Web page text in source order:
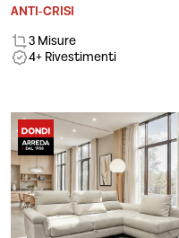
ANTI-CRISI
3 Misure
4+ Rivestimenti